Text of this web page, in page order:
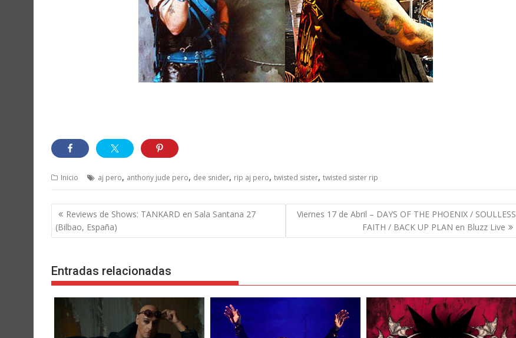
Inicio aj pero, anthony jude pero, dee snider, rip aj pero, twisted sister, twisted sister rip
Navegación
de
entradas
Reviews de Shows: TANKARD en Sala Santana 27
(Bilbao, España)
Viernes 17 de Abril – DAYS OF THE PHOENIX / SOULLESS
FAITH / BACK UP PLAN en Bluzz Live
Entradas relacionadas